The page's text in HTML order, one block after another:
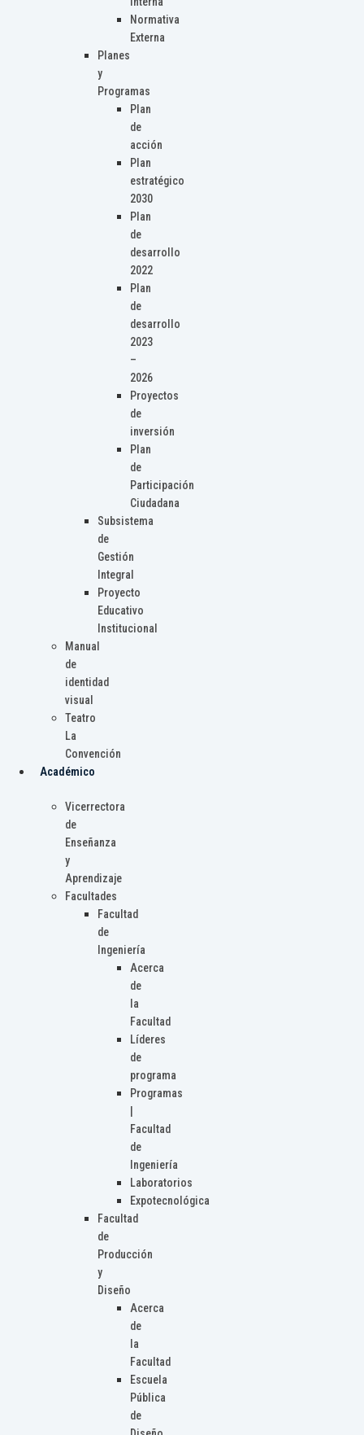
Normativa
Externa
Planes
y
Programas
Plan
de
acción
Plan
estratégico
2030
Plan
de
desarrollo
2022
Plan
de
desarrollo
2023
–
2026
Proyectos
de
inversión
Plan
de
Participación
Ciudadana
Subsistema
de
Gestión
Integral
Proyecto
Educativo
Institucional
Manual
de
identidad
visual
Teatro
La
Convención
Académico
Vicerrectora
de
Enseñanza
y
Aprendizaje
Facultades
Facultad
de
Ingeniería
Acerca
de
la
Facultad
Líderes
de
programa
Programas
Facultad
de
Ingeniería
Laboratorios
Expotecnológica
Facultad
de
Producción
y
Diseño
Acerca
de
la
Facultad
Escuela
Pública
de